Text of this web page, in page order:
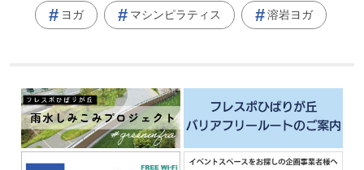
ヨガ マシンピラティス 溶岩ヨガ